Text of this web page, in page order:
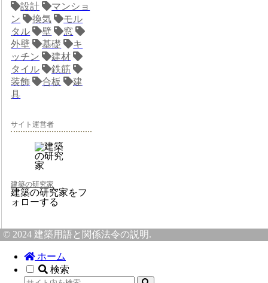
設計
マンショ
ン
換気
モル
タル
壁
窓
外壁
基礎
キ
ッチン
建材
タイル
鉄筋
装飾
合板
建
具
サイト運営者
建築の研究家
建築の研究家をフ
ォローする
© 2024 建築用語と関係法令の説明.
ホーム
検索